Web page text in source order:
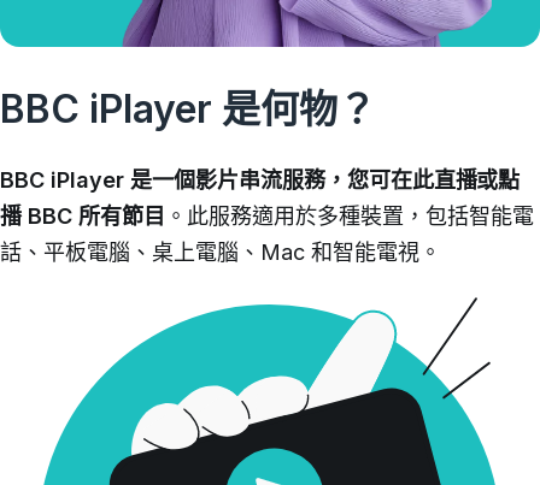
BBC iPlayer 是何物？
BBC iPlayer 是一個影片串流服務，您可在此直播或點
播 BBC 所有節目 。此服務適用於多種裝置，包括智能電
話、平板電腦、桌上電腦、Mac 和智能電視。